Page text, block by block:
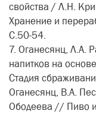
свойства / Л.Н.
Хранение и
С.50-54.
7. Оганесянц, Л.А.
напитков на
Стадия
Оганесянц, В.А.
Ободеева // Пиво